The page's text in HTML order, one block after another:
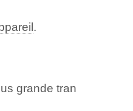
.
grande tran